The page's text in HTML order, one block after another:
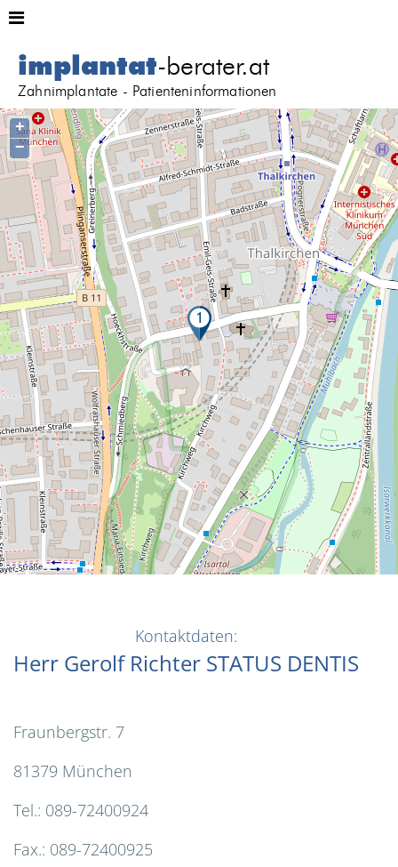
implantat-berater.at
Zahnimplantate - Patienteninformationen
+
−
Kontaktdaten:
Herr Gerolf Richter STATUS DENTIS
Fraunbergstr. 7
81379 München
Tel.: 089-72400924
Fax.: 089-72400925